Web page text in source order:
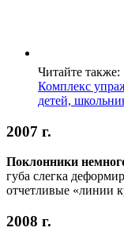
Читайте также:
Комплекс
детей,
2007 г.
Поклонники
губа слегка
отчетливые «линии
2008 г.